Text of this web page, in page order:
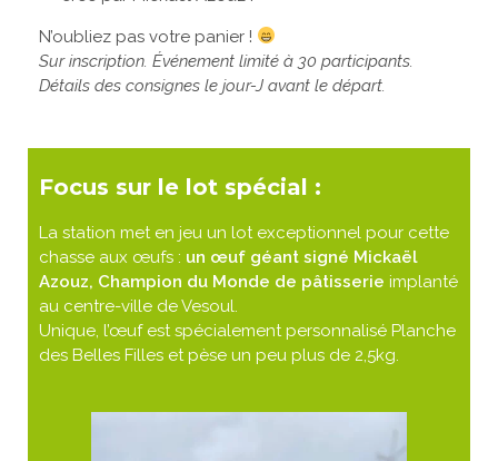
N’oubliez pas votre panier !
Sur inscription. Événement limité à 30 participants.
Détails des consignes le jour-J avant le départ.
Focus sur le lot spécial :
La station met en jeu un lot exceptionnel pour cette
chasse aux œufs : un œuf géant signé Mickaël
Azouz, Champion du Monde de pâtisserie implanté
au centre-ville de Vesoul.
Unique, l’œuf est spécialement personnalisé Planche
des Belles Filles et pèse un peu plus de 2,5kg.